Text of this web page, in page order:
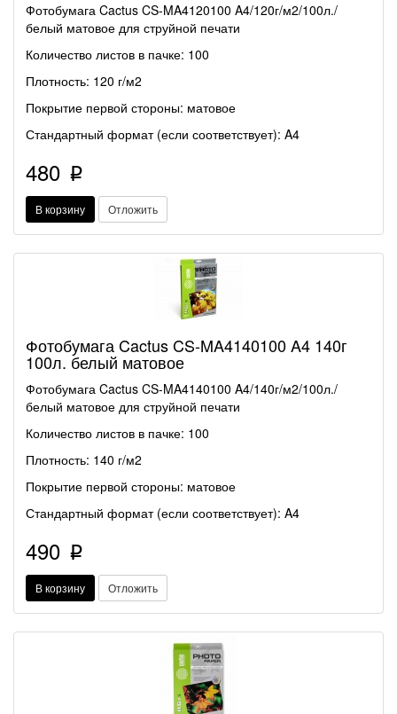
Фотобумага Cactus CS-MA4120100 A4/120г/м2/100л./
белый матовое для струйной печати
Количество листов в пачке: 100
Плотность: 120 г/м2
Покрытие первой стороны: матовое
Стандартный формат (если соответствует): A4
480 p
В корзину Отложить
Фотобумага Cactus CS-MA4140100 A4 140г
100л. белый матовое
Фотобумага Cactus CS-MA4140100 A4/140г/м2/100л./
белый матовое для струйной печати
Количество листов в пачке: 100
Плотность: 140 г/м2
Покрытие первой стороны: матовое
Стандартный формат (если соответствует): A4
490 p
В корзину Отложить